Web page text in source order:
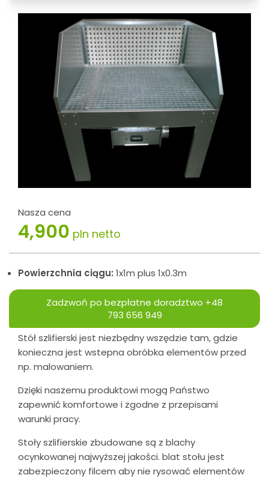
Nasza cena
4,900 pln netto
Powierzchnia ciągu: 1x1m plus 1x0.3m
Zadzwoń po bezpłatne doradztwo +48
793 656 949
Stół szlifierski jest niezbędny wszędzie tam, gdzie
konieczna jest wstepna obróbka elementów przed
np. malowaniem.
Dzięki naszemu produktowi mogą Państwo
zapewnić komfortowe i zgodne z przepisami
warunki pracy.
Stoły szlifierskie zbudowane są z blachy
ocynkowanej najwyższej jakości. blat stołu jest
zabezpieczony filcem aby nie rysować elementów